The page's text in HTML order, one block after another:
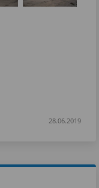
28.06.2019